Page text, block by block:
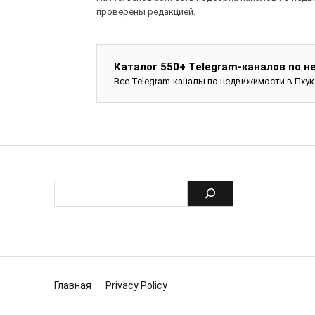
проверены редакцией.
Каталог 550+ Telegram-каналов по
Все Telegram-каналы по недвижимости в
Главная Privacy Policy